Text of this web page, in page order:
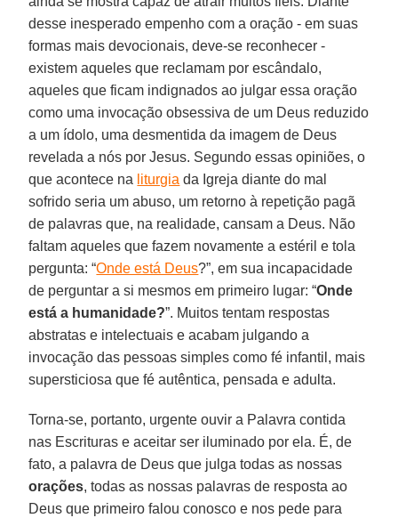
desse inesperado empenho com a oração - em suas
formas mais devocionais, deve-se reconhecer -
existem aqueles que reclamam por escândalo,
aqueles que ficam indignados ao julgar essa oração
como uma invocação obsessiva de um Deus reduzido
a um ídolo, uma desmentida da imagem de Deus
revelada a nós por Jesus. Segundo essas opiniões, o
que acontece na liturgia da Igreja diante do mal
sofrido seria um abuso, um retorno à repetição pagã
de palavras que, na realidade, cansam a Deus. Não
faltam aqueles que fazem novamente a estéril e tola
pergunta: “Onde está Deus?”, em sua incapacidade
de perguntar a si mesmos em primeiro lugar: “Onde
está a humanidade?”. Muitos tentam respostas
abstratas e intelectuais e acabam julgando a
invocação das pessoas simples como fé infantil, mais
supersticiosa que fé autêntica, pensada e adulta.
Torna-se, portanto, urgente ouvir a Palavra contida
nas Escrituras e aceitar ser iluminado por ela. É, de
fato, a palavra de Deus que julga todas as nossas
orações, todas as nossas palavras de resposta ao
Deus que primeiro falou conosco e nos pede para